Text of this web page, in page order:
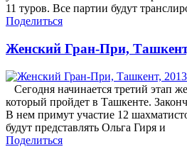
11 туров. Все партии будут
Поделиться
Женский Гран-При,
Сегодня начинается третий этап
который пройдет в Ташкенте.
В нем примут участие 12
будут представлять Ольга Гиря и
Поделиться